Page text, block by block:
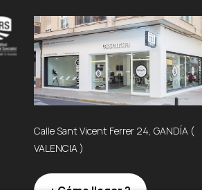
Calle Sant Vicent Ferrer 24, GANDÍA (
VALENCIA )